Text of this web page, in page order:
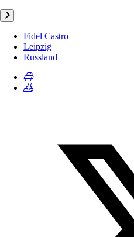
Fidel Castro
Leipzig
Russland